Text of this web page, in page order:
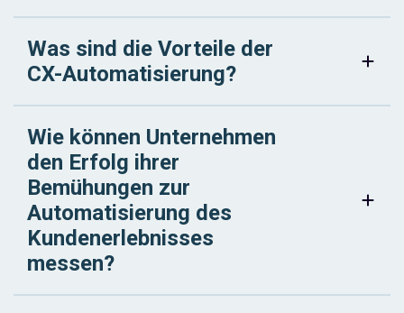
Was sind die Vorteile der
CX-Automatisierung?
Wie können Unternehmen
den Erfolg ihrer
Bemühungen zur
Automatisierung des
Kundenerlebnisses
messen?